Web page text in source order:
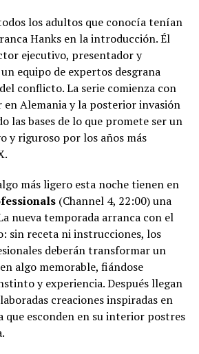
los adultos que conocía tenían
Hanks en la introducción. Él
ejecutivo, presentador y
equipo de expertos desgrana
conflicto. La serie comienza con
en Alemania y la posterior invasión
las bases de lo que promete ser un
y riguroso por los años más
más ligero esta noche tienen en
(Channel 4, 22:00) una
nueva temporada arranca con el
sin receta ni instrucciones, los
deberán transformar un
algo memorable, fiándose
y experiencia. Después llegan
creaciones inspiradas en
que esconden en su interior postres